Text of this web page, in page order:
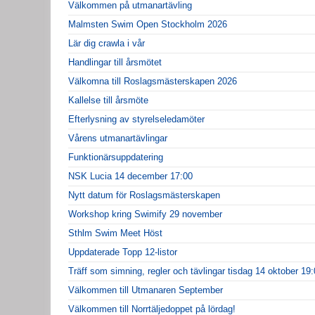
Välkommen på utmanartävling
Malmsten Swim Open Stockholm 2026
Lär dig crawla i vår
Handlingar till årsmötet
Välkomna till Roslagsmästerskapen 2026
Kallelse till årsmöte
Efterlysning av styrelseledamöter
Vårens utmanartävlingar
Funktionärsuppdatering
NSK Lucia 14 december 17:00
Nytt datum för Roslagsmästerskapen
Workshop kring Swimify 29 november
Sthlm Swim Meet Höst
Uppdaterade Topp 12-listor
Träff som simning, regler och tävlingar tisdag 14 oktober
Välkommen till Utmanaren September
Välkommen till Norrtäljedoppet på lördag!